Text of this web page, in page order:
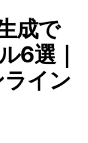
成で
6選｜
イン